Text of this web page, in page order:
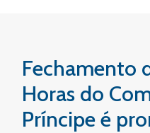
Fechamento
Horas do
Príncipe é